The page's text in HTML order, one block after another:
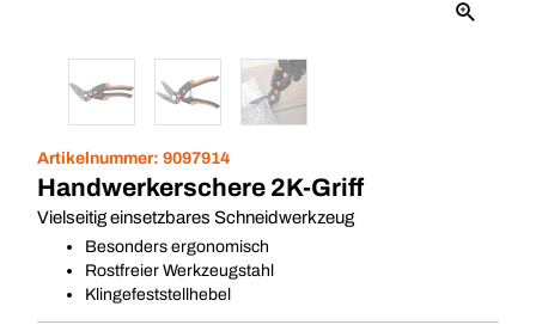
Artikelnummer: 9097914
Handwerkerschere 2K-Griff
Vielseitig einsetzbares Schneidwerkzeug
Besonders ergonomisch
Rostfreier Werkzeugstahl
Klingefeststellhebel